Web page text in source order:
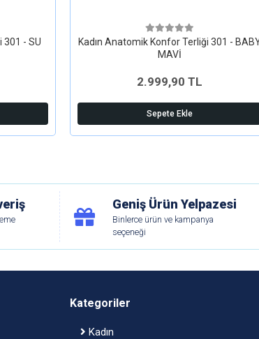
301 - SU
Kadın Anatomik Konfor Terliği 301 -
MAVİ
2.999,90 TL
Sepete Ekle
Geniş Ürün Yelpazesi
Binlerce ürün ve kampanya
seçeneği
Kategoriler
Kadın